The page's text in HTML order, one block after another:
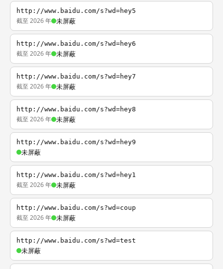
http://www.baidu.com/s?wd=hey5
截至 2026 年 未屏蔽
http://www.baidu.com/s?wd=hey6
截至 2026 年 未屏蔽
http://www.baidu.com/s?wd=hey7
截至 2026 年 未屏蔽
http://www.baidu.com/s?wd=hey8
截至 2026 年 未屏蔽
http://www.baidu.com/s?wd=hey9
未屏蔽
http://www.baidu.com/s?wd=hey1
截至 2026 年 未屏蔽
http://www.baidu.com/s?wd=coup
截至 2026 年 未屏蔽
http://www.baidu.com/s?wd=test
未屏蔽